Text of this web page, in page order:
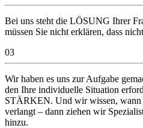
Bei uns steht die LÖSUNG Ihrer
müssen Sie nicht erklären, dass
03
Wir haben es uns zur Aufgabe
den Ihre individuelle Situation
STÄRKEN. Und wir wissen, wann
verlangt – dann ziehen wir
hinzu.